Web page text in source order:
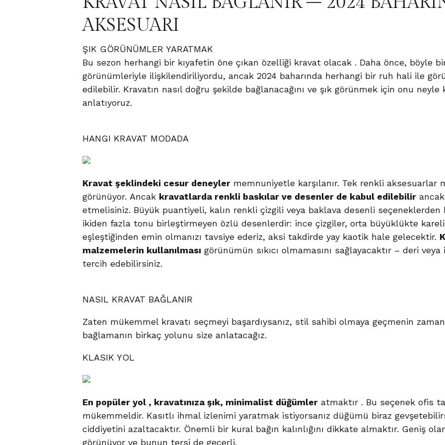
AKSESUARI
ŞIK GÖRÜNÜMLER YARATMAK
Bu sezon herhangi bir kıyafetin öne çıkan özelliği kravat olacak . Daha önce, böyle
görünümleriyle ilişkilendiriliyordu, ancak 2024 baharında herhangi bir ruh hali ile
edilebilir. Kravatın nasıl doğru şekilde bağlanacağını ve şık görünmek için onu neyle
anlatıyoruz.
HANGI KRAVAT MODADA
Kravat şeklindeki cesur deneyler memnuniyetle karşılanır. Tek renkli aksesuarlar
görünüyor. Ancak kravatlarda renkli baskılar ve desenler de kabul edilebilir
etmelisiniz. Büyük puantiyeli, kalın renkli çizgili veya baklava desenli seçeneklerden
ikiden fazla tonu birleştirmeyen özlü desenlerdir: ince çizgiler, orta büyüklükte
eşleştiğinden emin olmanızı tavsiye ederiz, aksi takdirde yay kaotik hale gelecektir.
malzemelerin kullanılması görünümün sıkıcı olmamasını sağlayacaktır – deri
tercih edebilirsiniz.
NASIL KRAVAT BAĞLANIR
Zaten mükemmel kravatı seçmeyi başardıysanız, stil sahibi olmaya geçmenin
bağlamanın birkaç yolunu size anlatacağız.
KLASIK YOL
En popüler yol , kravatınıza şık, minimalist düğümler atmaktır . Bu seçenek ofis
mükemmeldir. Kasıtlı ihmal izlenimi yaratmak istiyorsanız düğümü biraz
ciddiyetini azaltacaktır. Önemli bir kural bağın kalınlığını dikkate almaktır. Geniş
görünüyor ve bunun tersi de geçerli.